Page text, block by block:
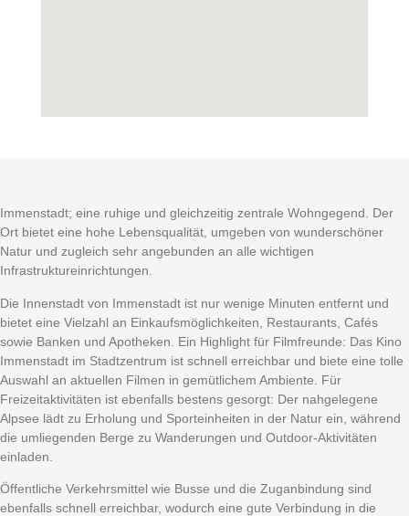
Immenstadt; eine ruhige und gleichzeitig zentrale Wohngegend. Der
Ort bietet eine hohe Lebensqualität, umgeben von wunderschöner
Natur und zugleich sehr angebunden an alle wichtigen
Infrastruktureinrichtungen.
Die Innenstadt von Immenstadt ist nur wenige Minuten entfernt und
bietet eine Vielzahl an Einkaufsmöglichkeiten, Restaurants, Cafés
sowie Banken und Apotheken. Ein Highlight für Filmfreunde: Das Kino
Immenstadt im Stadtzentrum ist schnell erreichbar und biete eine tolle
Auswahl an aktuellen Filmen in gemütlichem Ambiente. Für
Freizeitaktivitäten ist ebenfalls bestens gesorgt: Der nahgelegene
Alpsee lädt zu Erholung und Sporteinheiten in der Natur ein, während
die umliegenden Berge zu Wanderungen und Outdoor-Aktivitäten
einladen.
Öffentliche Verkehrsmittel wie Busse und die Zuganbindung sind
ebenfalls schnell erreichbar, wodurch eine gute Verbindung in die